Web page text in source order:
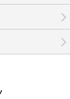
No.6-014